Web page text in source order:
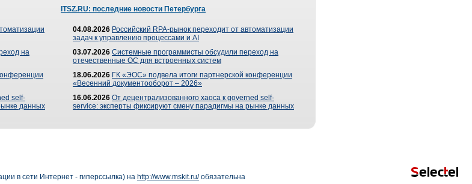
на
self-
данных
ITSZ.RU: последние новости Петербурга
04.08.2026 Российский RPA-рынок переходит от автоматизации
задач к управлению процессами и AI
03.07.2026 Системные программисты обсудили переход на
отечественные ОС для встроенных систем
18.06.2026 ГК «ЭОС» подвела итоги партнерской конференции
«Весенний документооборот – 2026»
16.06.2026 От децентрализованного хаоса к governed self-
service: эксперты фиксируют смену парадигмы на рынке данных
в сети Интернет - гиперссылка) на http://www.mskit.ru/обязательна